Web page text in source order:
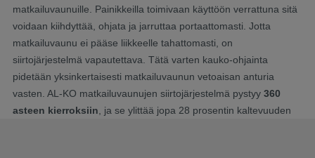
matkailuvaunuille. Painikkeilla toimivaan käyttöön verrattuna sitä
voidaan kiihdyttää, ohjata ja jarruttaa portaattomasti. Jotta
matkailuvaunu ei pääse liikkeelle tahattomasti, on
siirtojärjestelmä vapautettava. Tätä varten kauko-ohjainta
pidetään yksinkertaisesti matkailuvaunun vetoaisan anturia
vasten. AL-KO matkailuvaunujen siirtojärjestelmä pystyy 360
asteen kierroksiin , ja se ylittää jopa 28 prosentin kaltevuuden